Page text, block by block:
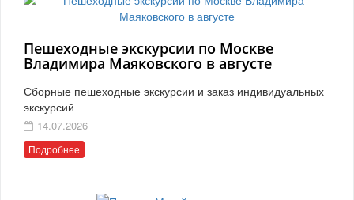
Пешеходные экскурсии по Москве
Владимира Маяковского в августе
Сборные пешеходные экскурсии и заказ индивидуальных
экскурсий
14.07.2026
Подробнее